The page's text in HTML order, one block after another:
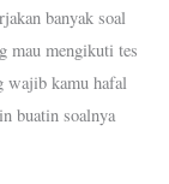
banyak soal
mau mengikuti tes
wajib kamu hafal
buatin soalnya